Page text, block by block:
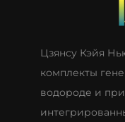
Цзянсу Кэйя
комплекты
водороде и